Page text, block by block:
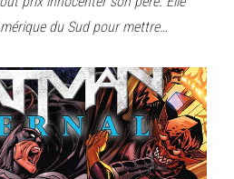
du Sud pour mettre…